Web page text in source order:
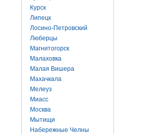
Курск
Липецк
Лосино-Петровский
Люберцы
Магнитогорск
Малаховка
Малая Вишера
Махачкала
Мелеуз
Миасс
Москва
Мытищи
Набережные Челны